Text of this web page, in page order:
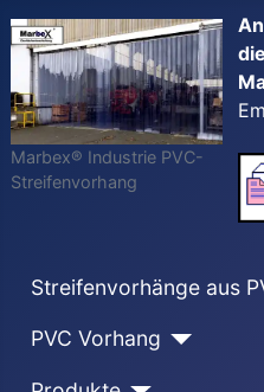
Marbex® Industrie PVC-
Streifenvorhang
Streifenvorhänge aus
PVC Vorhang